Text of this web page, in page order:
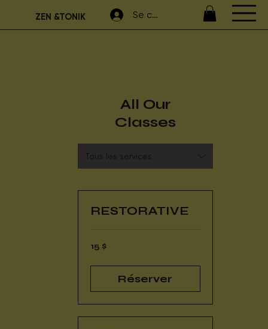
ZEN &TONIK Se connecter
All Our
Classes
Tous les services
RESTORATIVE
15 dollars
canadiens
15 $
Réserver